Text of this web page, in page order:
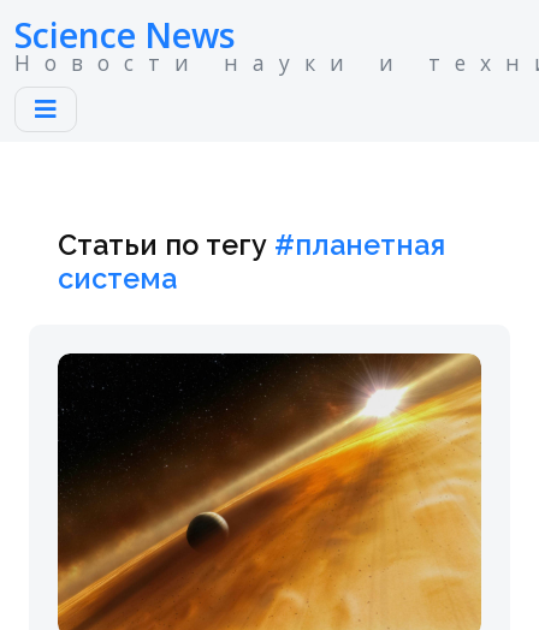
Science News
Новости науки и
Статьи по тегу #планетная
система